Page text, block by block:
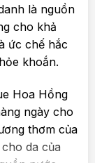
là nguồn
cho khả
ức chế hắc
khoắn.
Hoa Hồng
ngày cho
thơm của
da của